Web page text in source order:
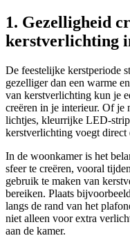
1. Gezelligheid
kerstverlichting
De feestelijke kerstperiode
gezelliger dan een warme
van kerstverlichting kun je
creëren in je interieur. Of
lichtjes, kleurrijke LED-
kerstverlichting voegt direct
In de woonkamer is het
sfeer te creëren, vooral
gebruik te maken van
bereiken. Plaats
langs de rand van het
niet alleen voor extra
aan de kamer.